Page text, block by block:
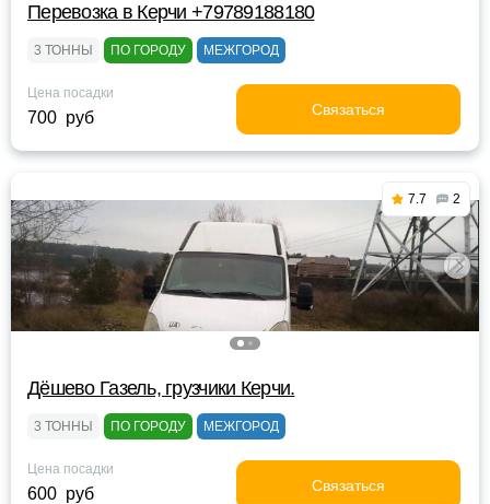
Перевозка в Керчи +79789188180
3 ТОННЫ ПО ГОРОДУ МЕЖГОРОД
Цена посадки
700 руб Связаться
7.7 2
Дёшево Газель, грузчики Керчи.
3 ТОННЫ ПО ГОРОДУ МЕЖГОРОД
Цена посадки
600 руб Связаться